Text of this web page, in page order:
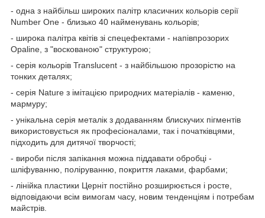
- одна з найбільш широких палітр класичних кольорів серії
Number One - близько 40 найменувань кольорів;
- широка палітра квітів зі спецефектами - напівпрозорих
Opaline, з "воскованою" структурою;
- серія кольорів Translucent - з найбільшою прозорістю на
тонких деталях;
- серія Nature з імітацією природних матеріалів - каменю,
мармуру;
- унікальна серія металік з додаванням блискучих пігментів
використовується як професіоналами, так і початківцями,
підходить для дитячої творчості;
- вироби після запікання можна піддавати обробці -
шліфуванню, поліруванню, покриття лаками, фарбами;
- лінійка пластики Церніт постійно розширюється і росте,
відповідаючи всім вимогам часу, новим тенденціям і потребам
майстрів.